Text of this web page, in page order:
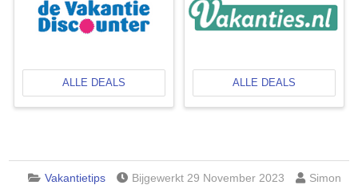
ALLE DEALS ALLE DEALS
Vakantietips Bijgewerkt 29 November 2023 Simon